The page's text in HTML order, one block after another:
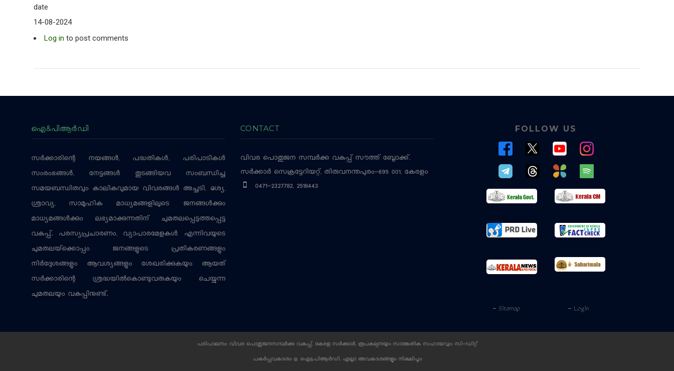
date
14-08-2024
Log in to post comments
ഐ&പിആര്‍ഡി
സര്‍ക്കാരിന്റെ നയങ്ങള്‍, പദ്ധതികള്‍, പരിപാടികള്‍
സംരംഭങ്ങള്‍, നേട്ടങ്ങള്‍ തുടങ്ങിയവ സംബന്ധിച്ച
സമയബന്ധിതവും കാലികവുമായ വിവരങ്ങള്‍ അച്ചടി, ദൃശ്യ,
ശ്രാവ്യ, സാമൂഹിക മാധ്യമങ്ങളിലൂടെ ജനങ്ങള്‍ക്കും
മാധ്യമങ്ങള്‍ക്കും ലഭ്യമാക്കുന്നതിന് ചുമതലപ്പെടുത്തപ്പെട്ട
വകുപ്പ്. പരസ്യപ്രചാരണം, വ്യാപാരമേളകള്‍ എന്നിവയുടെ
ചുമതലയ്‌ക്കൊപ്പം ജനങ്ങളുടെ പ്രതികരണങ്ങളും
നിര്‍ദ്ദേശങ്ങളും ആവശ്യങ്ങളും ശേഖരിക്കുകയും ആയത്
സര്‍ക്കാരിന്റെ ശ്രദ്ധയില്‍കൊണ്ടുവരുകയും ചെയ്യുന്ന
ചുമതലയും വകുപ്പിനുണ്ട്.
CONTACT
വിവര പൊതുജന സമ്പര്‍ക്ക വകുപ്പ് സൗത്ത് ബ്ലോക്ക്,
സര്‍ക്കാര്‍ സെക്രട്ടേറിയറ്റ്, തിരുവനന്തപുരം-695 001, കേരളം
0471-2327782, 2518443
FOLLOW US
- Login
- Sitemap
പരിപാലനം: വിവര പൊതുജനസമ്പര്‍ക്ക വകുപ്പ്, കേരള സര്‍ക്കാര്‍. രൂപകല്പനയും സാങ്കേതിക സഹായവും: സി-ഡിറ്റ്
പകര്‍പ്പവകാശം @ ഐ&പിആര്‍ഡി. എല്ലാ അവകാശങ്ങളും നിക്ഷിപ്തം